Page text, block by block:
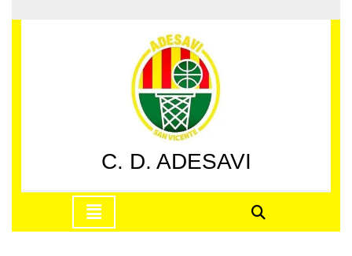
al
C. D. ADESAVI
apertura